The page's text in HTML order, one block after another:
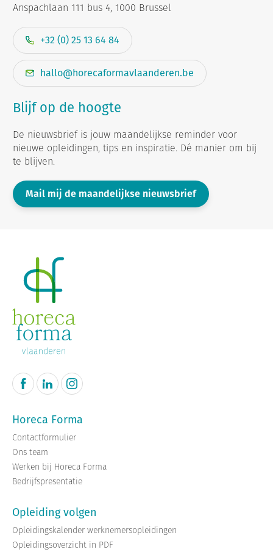
Anspachlaan 111 bus 4, 1000 Brussel
+32 (0) 25 13 64 84
hallo@horecaformavlaanderen.be
Blijf op de hoogte
De nieuwsbrief is jouw maandelijkse reminder voor
nieuwe opleidingen, tips en inspiratie. Dé manier om bij
te blijven.
Mail mij de maandelijkse nieuwsbrief
Horeca Forma
Contactformulier
Ons team
Werken bij Horeca Forma
Bedrijfspresentatie
Opleiding volgen
Opleidingskalender werknemersopleidingen
Opleidingsoverzicht in PDF